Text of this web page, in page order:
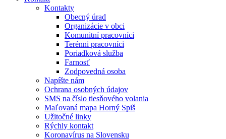
Kontakty
Obecný úrad
Organizácie v obci
Komunitní pracovníci
Terénni pracovníci
Poriadková služba
Farnosť
Zodpovedná osoba
Napíšte nám
Ochrana osobných údajov
SMS na číslo tiesňového volania
Maľovaná mapa Horný Spiš
Užitočné linky
Rýchly kontakt
Koronavírus na Slovensku